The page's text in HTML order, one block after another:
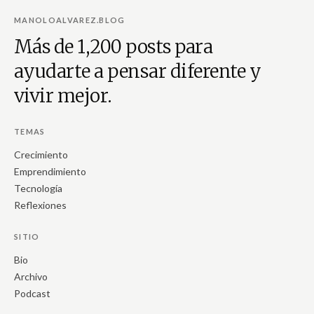
MANOLOALVAREZ.BLOG
Más de 1,200 posts para
ayudarte a pensar diferente y
vivir mejor.
TEMAS
Crecimiento
Emprendimiento
Tecnología
Reflexiones
SITIO
Bio
Archivo
Podcast